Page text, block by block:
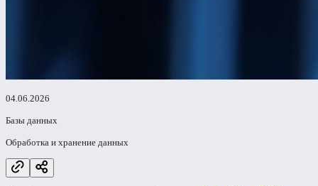
04.06.2026
Базы данных
Обработка и хранение данных